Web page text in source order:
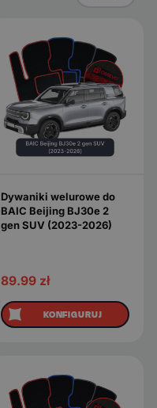
Dywaniki welurowe do
BAIC Beijing BJ30e 2
gen SUV (2023-2026)
89.99 zł
KONFIGURUJ